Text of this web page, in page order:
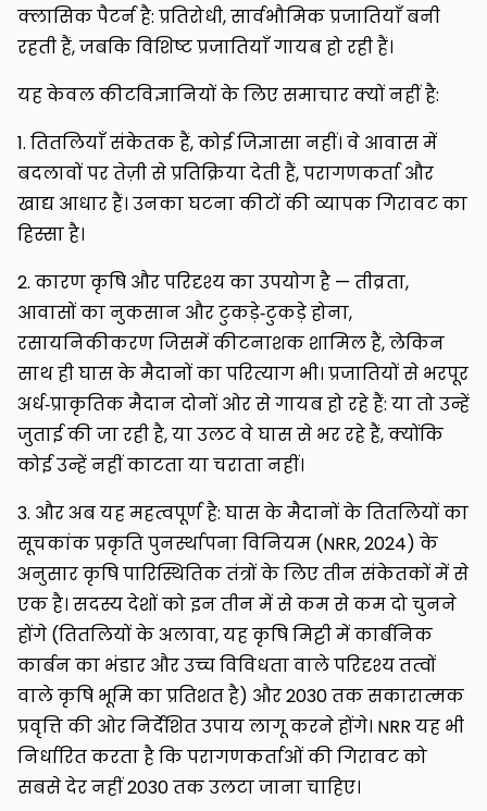
क्लासिक पैटर्न है: प्रतिरोधी, सार्वभौमिक प्रजातियाँ बनी
रहती हैं, जबकि विशिष्ट प्रजातियाँ गायब हो रही हैं।
यह केवल कीटविज्ञानियों के लिए समाचार क्यों नहीं है:
1. तितलियाँ संकेतक हैं, कोई जिज्ञासा नहीं। वे आवास में
बदलावों पर तेज़ी से प्रतिक्रिया देती हैं, परागणकर्ता और
खाद्य आधार हैं। उनका घटना कीटों की व्यापक गिरावट का
हिस्सा है।
2. कारण कृषि और परिदृश्य का उपयोग है — तीव्रता,
आवासों का नुकसान और टुकड़े‑टुकड़े होना,
रसायनिकीकरण जिसमें कीटनाशक शामिल हैं, लेकिन
साथ ही घास के मैदानों का परित्याग भी। प्रजातियों से भरपूर
अर्ध‑प्राकृतिक मैदान दोनों ओर से गायब हो रहे हैं: या तो उन्हें
जुताई की जा रही है, या उलट वे घास से भर रहे हैं, क्योंकि
कोई उन्हें नहीं काटता या चराता नहीं।
3. और अब यह महत्वपूर्ण है: घास के मैदानों के तितलियों का
सूचकांक प्रकृति पुनर्स्थापना विनियम (NRR, 2024) के
अनुसार कृषि पारिस्थितिक तंत्रों के लिए तीन संकेतकों में से
एक है। सदस्य देशों को इन तीन में से कम से कम दो चुनने
होंगे (तितलियों के अलावा, यह कृषि मिट्टी में कार्बनिक
कार्बन का भंडार और उच्च विविधता वाले परिदृश्य तत्वों
वाले कृषि भूमि का प्रतिशत है) और 2030 तक सकारात्मक
प्रवृत्ति की ओर निर्देशित उपाय लागू करने होंगे। NRR यह भी
निर्धारित करता है कि परागणकर्ताओं की गिरावट को
सबसे देर नहीं 2030 तक उलटा जाना चाहिए।